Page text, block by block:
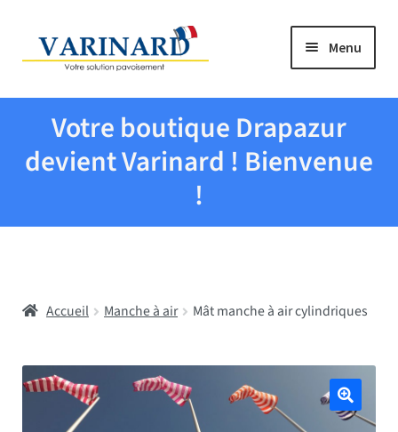
Aller à la navigation
Aller au contenu Menu
Tous les produits
Drapeaux et pavillons
Écoles
Manche à air
Mâts
Votre boutique Drapazur
devient Varinard ! Bienvenue
!
Accueil Manche à air Mât manche à air cylindriques
🔍